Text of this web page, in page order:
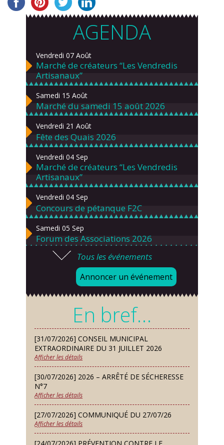
AGENDA
Vendredi 07 Août
Marché de créateurs “Les Vendredis
Artisanaux”
Samedi 15 Août
Marché du samedi 15 août 2026
Vendredi 21 Août
Fête des Quais 2026
Vendredi 04 Sep
Marché de créateurs “Les Vendredis
Artisanaux”
Vendredi 04 Sep
Concours de pétanque F2C
Samedi 05 Sep
Forum des Associations 2026
Lundi 07 Sep
Danses solo et en couple – cours
d’essai gratuit
Mardi 08 Sep
Chorale À travers chants
Samedi 12 Sep
Défi de pêche aux leurres (concept
lure house)
Dimanche 13 Sep
Repas de fouées
Lundi 14 Sep
Conseil municipal du 14 septembre
2026
Jeudi 24 Sep
Tous les événements
Annoncer un événement
En bref…
[31/07/2026] CONSEIL MUNICIPAL
EXTRAORDINAIRE DU 31 JUILLET 2026
Afficher les détails
[30/07/2026] 2026 – ARRÊTÉ DE SÉCHERESSE
N°7
Afficher les détails
[27/07/2026] COMMUNIQUÉ DU 27/07/26
Afficher les détails
[24/07/2026] PRÉVENTION CONTRE LE